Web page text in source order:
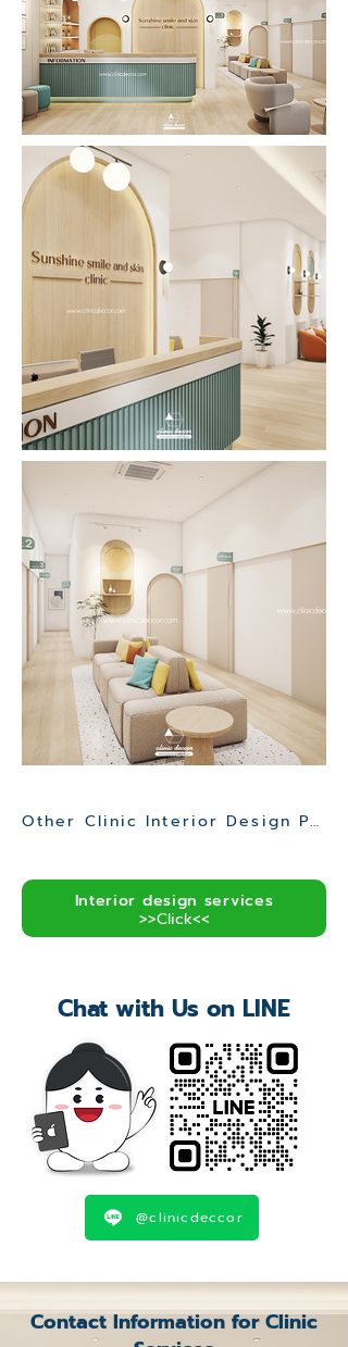
Other Clinic Interior Design Project>>
Interior design services
>>Click<<
Chat with Us on LINE
@clinicdeccor
Contact Information for Clinic